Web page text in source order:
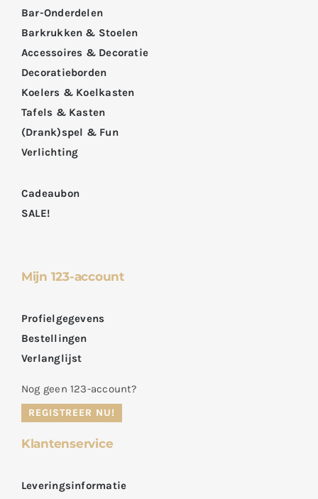
Bar-Onderdelen
Barkrukken & Stoelen
Accessoires & Decoratie
Decoratieborden
Koelers & Koelkasten
Tafels & Kasten
(Drank)spel & Fun
Verlichting
Cadeaubon
SALE!
Mijn 123-account
Profielgegevens
Bestellingen
Verlanglijst
Nog geen 123-account?
REGISTREER NU!
Klantenservice
Leveringsinformatie